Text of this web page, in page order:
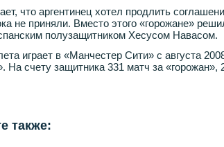
что аргентинец хотел продлить
не приняли. Вместо этого «горожане»
полузащитником Хесусом Навасом.
играет в «Манчестер Сити» с августа
На счету защитника 331 матч за «горожан»,
также: